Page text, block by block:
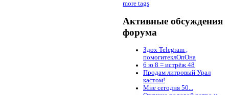
more tags
Активные обсуждения
форума
Здох Telegram ,
помогитеклОпОна
6 ю 8 = истрёж 48
Продам литровый Урал
кастом!
Мне сегодня 50...